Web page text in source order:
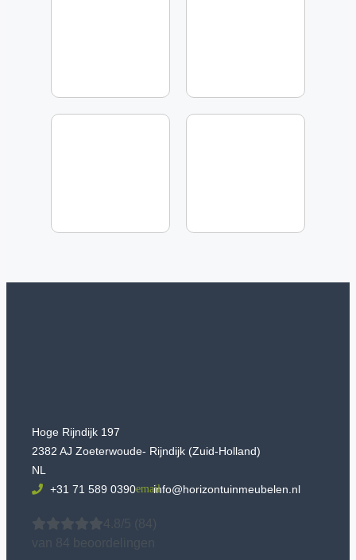
Hoge Rijndijk 197
2382 AJ Zoeterwoude- Rijndijk (Zuid-Holland)
NL
+31 71 589 0390
info@horizontuinmeubelen.nl
4.8/5
(84)
van 84 beoordelingen